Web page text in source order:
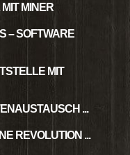
MINER
– SOFTWARE
MIT
...
REVOLUTION ...